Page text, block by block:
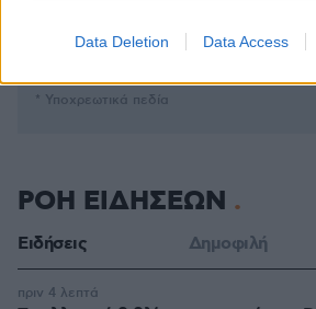
Data Deletion Data Access
* Υποχρεωτικά πεδία
ΡΟΗ ΕΙΔΗΣΕΩΝ
Ειδήσεις Δημοφιλή
πριν 4 λεπτά